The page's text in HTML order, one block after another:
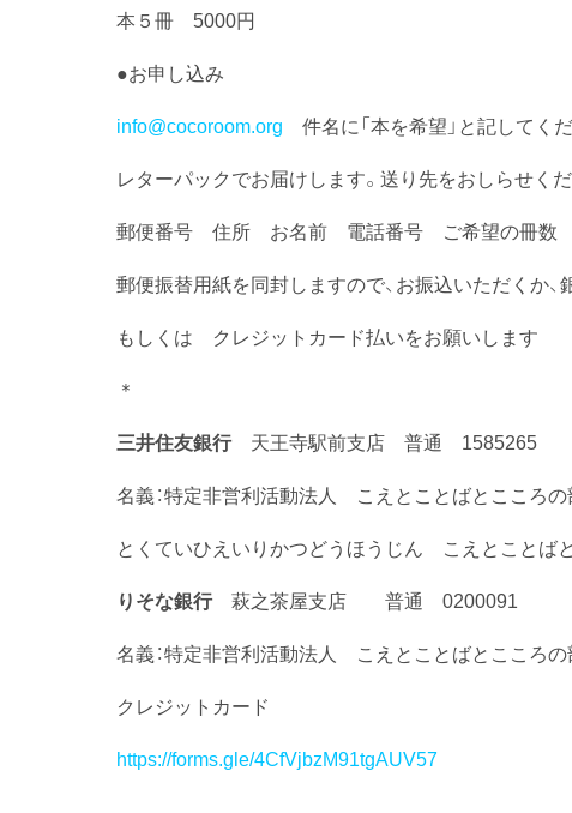
本５冊 5000円
●お申し込み
info@cocoroom.org 件名に「本を希望」と記してく
レターパックでお届けします。送り先をおしらせく
郵便番号 住所 お名前 電話番号 ご希望の冊数
郵便振替用紙を同封しますので、お振込いただくか、
もしくは クレジットカード払いをお願いします
＊
三井住友銀行天王寺駅前支店 普通 1585265
名義：特定非営利活動法人 こえとことばとこころの
とくていひえいりかつどうほうじん こえとことば
りそな銀行萩之茶屋支店 普通 0200091
名義：特定非営利活動法人 こえとことばとこころの
クレジットカード
https://forms.gle/4CfVjbzM91tgAUV57